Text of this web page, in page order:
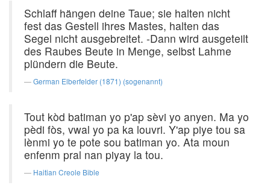
Schlaff hängen deine Taue; sie halten nicht
fest das Gestell ihres Mastes, halten das
Segel nicht ausgebreitet. -Dann wird ausgeteilt
des Raubes Beute in Menge, selbst Lahme
plündern die Beute.
German Elberfelder (1871) (sogenannt)
Tout kòd batiman yo p'ap sèvi yo anyen. Ma yo
pèdi fòs, vwal yo pa ka louvri. Y'ap piye tou sa
lènmi yo te pote sou batiman yo. Ata moun
enfenm pral nan piyay la tou.
Haitian Creole Bible